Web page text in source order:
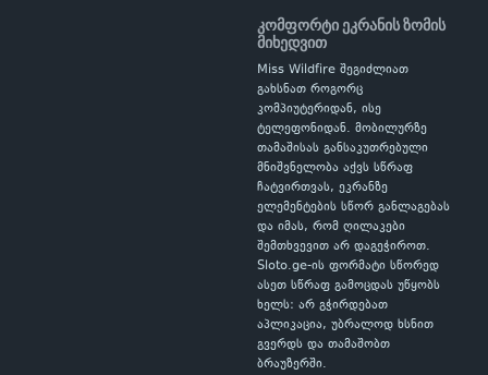
კომფორტი ეკრანის ზომის
მიხედვით
Miss Wildfire შეგიძლიათ
გახსნათ როგორც
კომპიუტერიდან, ისე
ტელეფონიდან. მობილურზე
თამაშისას განსაკუთრებული
მნიშვნელობა აქვს სწრაფ
ჩატვირთვას, ეკრანზე
ელემენტების სწორ განლაგებას
და იმას, რომ ღილაკები
შემთხვევით არ დაგეჭიროთ.
Sloto.ge-ის ფორმატი სწორედ
ასეთ სწრაფ გამოცდას უწყობს
ხელს: არ გჭირდებათ
აპლიკაცია, უბრალოდ ხსნით
გვერდს და თამაშობთ
ბრაუზერში.